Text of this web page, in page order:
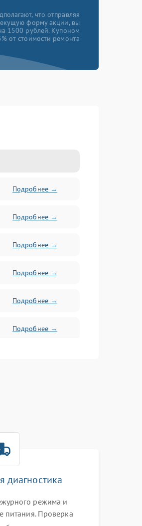
что отправляя
форму акции, вы
1500 рублей. Купоном
от стоимости ремонта
Подробнее →
Подробнее →
Подробнее →
Подробнее →
Подробнее →
Подробнее →
диагностика
режима и
питания. Проверка